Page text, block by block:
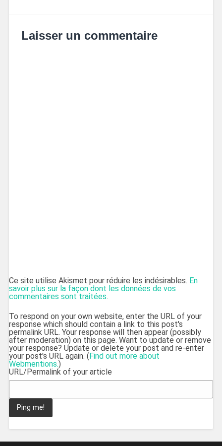
Laisser un commentaire
Ce site utilise Akismet pour réduire les indésirables. En
savoir plus sur la façon dont les données de vos
commentaires sont traitées.
To respond on your own website, enter the URL of your
response which should contain a link to this post's
permalink URL. Your response will then appear (possibly
after moderation) on this page. Want to update or remove
your response? Update or delete your post and re-enter
your post's URL again. (Find out more about
Webmentions.)
URL/Permalink of your article